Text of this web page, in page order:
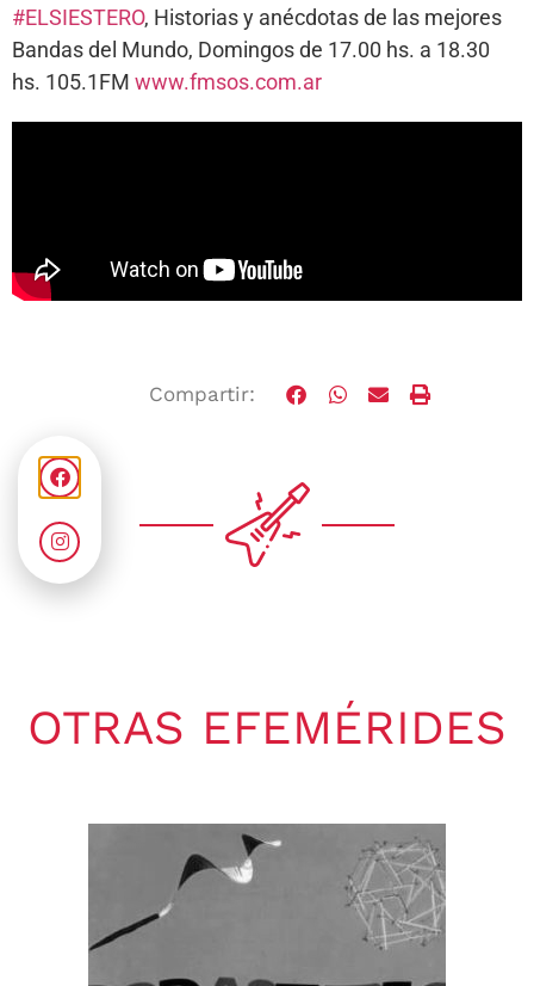
#ELSIESTERO, Historias y anécdotas de las mejores
Bandas del Mundo, Domingos de 17.00 hs. a 18.30
hs. 105.1FM www.fmsos.com.ar
Compartir:
OTRAS EFEMÉRIDES
Gaby Ponchs
6:20 pm
No hay comentarios